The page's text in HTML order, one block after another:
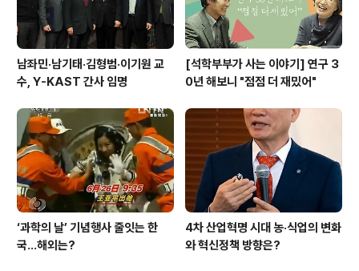
남좌민·남기태·김형범·이기원 교
수, Y-KAST 간사 임명
[석학부부가 사는 이야기] 연구 3
0년 해보니 "점점 더 재밌어"
‘과학의 날’ 기념행사 줄잇는 한
국…해외는?
4차 산업혁명 시대 농·식업의 변화
와 혁신정책 방향은?